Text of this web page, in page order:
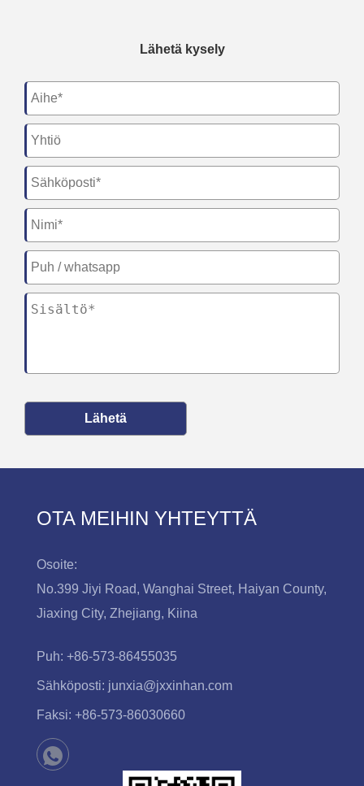
Lähetä kysely
Lähetä
OTA MEIHIN YHTEYTTÄ
Osoite:
No.399 Jiyi Road, Wanghai Street, Haiyan County,
Jiaxing City, Zhejiang, Kiina
Puh: +86-573-86455035
Sähköposti: junxia@jxxinhan.com
Faksi: +86-573-86030660